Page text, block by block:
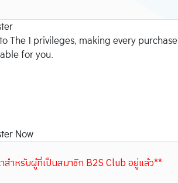
The 1 privileges, making every purchase
for you.
Now
สำหรับผู้ที่เป็นสมาชิก B2S Club อยู่แล้ว**